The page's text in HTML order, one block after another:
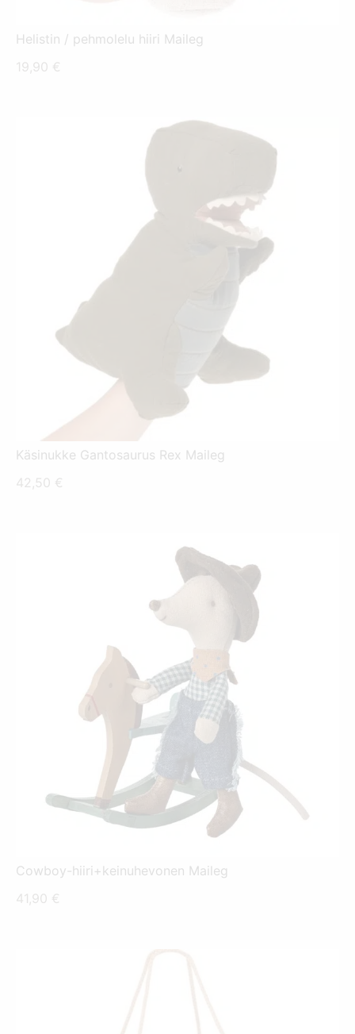
Helistin / pehmolelu hiiri Maileg
19,90 €
Käsinukke Gantosaurus Rex Maileg
42,50 €
Cowboy-hiiri+keinuhevonen Maileg
41,90 €